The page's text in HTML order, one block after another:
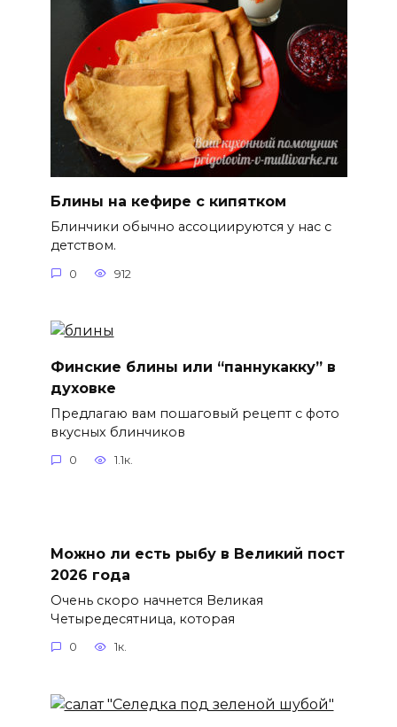
Блины на кефире с кипятком
Блинчики обычно ассоциируются у нас с
детством.
0 912
Финские блины или “паннукакку” в
духовке
Предлагаю вам пошаговый рецепт с фото
вкусных блинчиков
0 1.1к.
Можно ли есть рыбу в Великий пост
2026 года
Очень скоро начнется Великая
Четыредесятница, которая
0 1к.